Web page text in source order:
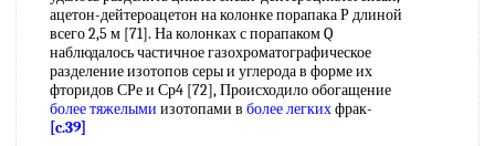
ацетон-дейтероацетон на колонке порапака Р длиной
всего 2,5 м [71]. На колонках с порапаком Q
наблюдалось частичное газохроматографическое
разделение изотопов серы и углерода в форме их
фторидов СРе и Ср4 [72], Происходило обогащение
более тяжелыми изотопами в более легкихфрак-
[c.39]